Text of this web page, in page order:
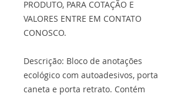
PRODUTO, PARA COTAÇÃO E
VALORES ENTRE EM CONTATO
CONOSCO.
Descrição: Bloco de anotações
ecológico com autoadesivos, porta
caneta e porta retrato. Contém